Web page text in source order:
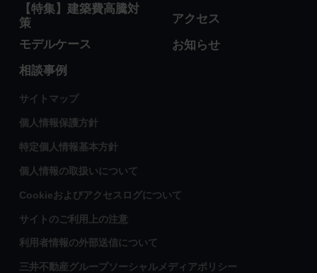
【特集】建築費高騰対
策
モデルケース
相談事例
アクセス
お知らせ
サイトマップ
個人情報保護方針
特定個人情報基本方針
個人情報の取扱いについて
Cookieおよびアクセスログについて
サイトのご利用上の注意
利用者情報の外部送信について
三井不動産グループソーシャルメディアポリシー